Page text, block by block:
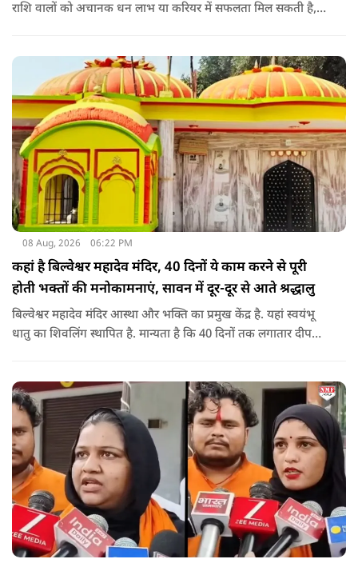
राशि वालों को अचानक धन लाभ या करियर में सफलता मिल सकती है,
सकता है.
08 Aug, 2026 06:22 PM
कहां है बिल्वेश्वर महादेव मंदिर, 40 दिनों ये काम करने से पूरी
होती भक्तों की मनोकामनाएं, सावन में दूर-दूर से आते श्रद्धालु
बिल्वेश्वर महादेव मंदिर आस्था और भक्ति का प्रमुख केंद्र है. यहां स्वयंभू
धातु का शिवलिंग स्थापित है. मान्यता है कि 40 दिनों तक लगातार दीपक